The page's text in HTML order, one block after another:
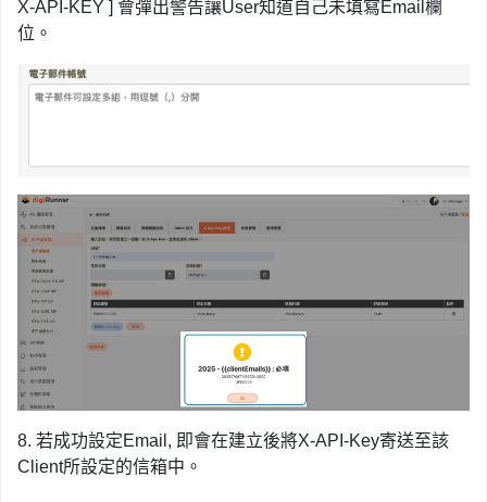
X-API-KEY ] 會彈出警告讓User知道自己未填寫Email欄
位。
8. 若成功設定Email, 即會在建立後將X-API-Key寄送至該
Client所設定的信箱中。